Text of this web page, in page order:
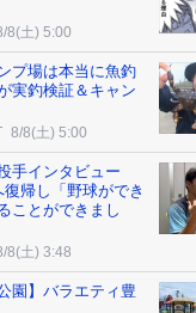
8(土) 5:00
プ場は本当に魚釣
実釣検証＆キャン
8/8(土) 5:00
手インタビュー
帰し「野球ができ
ことができまし
8(土) 3:48
園】バラエティ豊